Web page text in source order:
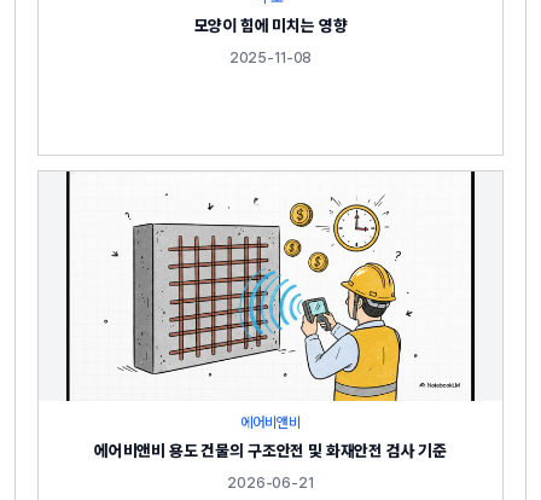
모양이 힘에 미치는 영향
2025-11-08
에어비앤비
에어비앤비 용도 건물의 구조안전 및 화재안전 검사 기준
2026-06-21